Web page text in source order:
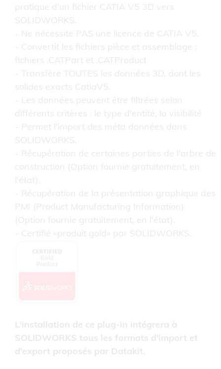
pratique d'un fichier CATIA V5 3D vers
SOLIDWORKS.
- Ne nécessite PAS une licence de CATIA V5.
- Convertit les fichiers pièce et assemblage :
fichiers .CATPart et .CATProduct
- Transfère TOUTES les données 3D, dont les
solides exacts CatiaV5.
- Les données peuvent être filtrées selon
différents critères : le type d'entité, la visibilité
- Permet l'import des méta données dans
SOLIDWORKS.
- Récupération de certaines parties de l'arbre de
construction (Option fournie gratuitement, en
l'état).
- Récupération de la présentation graphique des
PMI (Product Manufacturing Information)
(Option fournie gratuitement, en l'état).
- Certifié «produit gold» par SOLIDWORKS.
L'installation de ce plug-in intégrera à
SOLIDWORKS tous les formats d'import et
d'export proposés par Datakit.